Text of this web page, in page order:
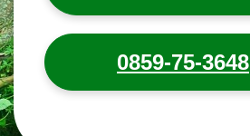
0859-75-3648